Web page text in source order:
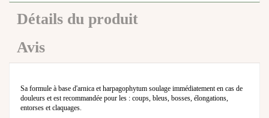
Détails du produit
Avis
Sa formule à base d'arnica et harpagophytum soulage immédiatement en cas de
douleurs et est recommandée pour les : coups, bleus, bosses, élongations,
entorses et claquages.